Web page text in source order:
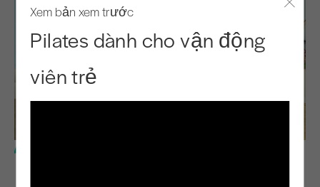
Xem bản xem trước
Pilates dành cho vận động
viên trẻ